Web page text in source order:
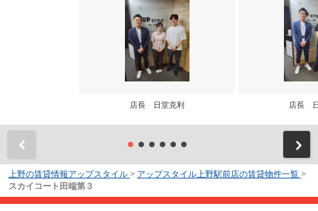
店長 日堂克利 店長
上野の賃貸情報アップスタイル > アップスタイル上野駅前店の賃貸物件一覧 >
スカイコート田端第３